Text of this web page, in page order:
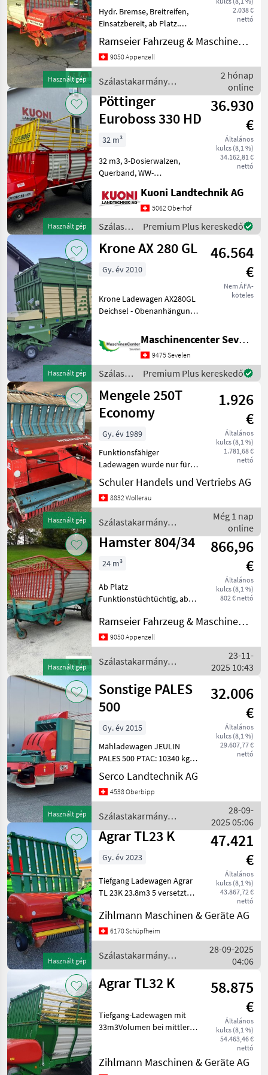
Használt gép
2.038 €
nettó
Hydr. Bremse, Breitreifen,
Einsatzbereit, ab Platz.
Weitere Occasionen auf
Anfrage. Szálastakarmány
betakarítók Rendfelszedő
Ramseier Fahrzeug & Maschinen AG
9050 Appenzell
Szálastakarmány
betakarítók / Pöttinger
2 hónap
online
Használt gép
Pöttinger
Euroboss 330 HD
36.930
€
Általános
kulcs (8,1 %)
34.162,81 €
nettó
32 m³
32 m3, 3-Dosierwalzen,
Querband, WW-
Förderschwinge, Hydr.
Knickdeichsel, Prallblech
mit Rolle, Hydr. 1-Leiter
Bremse, Breite Achse, Bereif
Kuoni Landtechnik AG
5062 Oberhof
Szálastakarmány
betakarítók
/
Premium Plus kereskedő
Használt gép
Krone AX 280 GL
46.564
€
Nem ÁFA-
köteles
Gy. év 2010
Krone Ladewagen AX280GL
Deichsel - Obenanhängung
Weitwinkelgelenkwelle mit
Nockenschaltkupplung 2
Tasträder - Luftbereift
Easyflow Pickup
Maschinencenter Sevelen AG
9475 Sevelen
Szálastakarmány
betakarítók
/ Krone
Premium Plus kereskedő
Használt gép
Mengele 250T
Economy
1.926
€
Általános
kulcs (8,1 %)
1.781,68 €
nettó
Gy. év 1989
Funktionsfähiger
Ladewagen wurde nur für
Dürrfutter gebraucht,
Seriennummer:223787
Szálastakarmány
pótkocsi
Schuler Handels und Vertriebs AG
8832 Wollerau
Szálastakarmány
betakarítók / Mengele
Még 1 nap
online
Használt gép
Hamster 804/34
866,96
€
Általános
kulcs (8,1 %)
802 € nettó
24 m³
Ab Platz
Funktionstüchtüchtig, ab
auf Anfrage.
Szálastakarmány
betakarítók Rendfelszedő
pótkocsi
Ramseier Fahrzeug & Maschinen AG
9050 Appenzell
Szálastakarmány
betakarítók / Hamster
23-11-
2025 10:43
Használt gép
Sonstige PALES
500
32.006
€
Általános
kulcs (8,1 %)
29.607,77 €
nettó
Gy. év 2015
Mähladewagen JEULIN
PALES 500 PTAC: 10340 kg
Kapazität: 36 m3 Sämtliche
Maschinen sind ab Platz
erhältlich oder können
werden. Vorauszah
Serco Landtechnik AG
4538 Oberbipp
Szálastakarmány
betakarítók / Sonstige
28-09-
2025 05:06
Használt gép
Agrar TL23 K
47.421
€
Általános
kulcs (8,1 %)
43.867,72 €
nettó
Gy. év 2023
Tiefgang Ladewagen Agrar
TL 23K 23.8m3 5 versetzte
Kurvenbahn aus Hardox
Zufuhrlappen am Pickup
Deichselverlängerung für
Doppelräder 7 Messer
Zihlmann Maschinen & Geräte AG
6170 Schüpfheim
Szálastakarmány
betakarítók / Agrar
28-09-2025
04:06
Agrar TL32 K
58.875
€
Általános
kulcs (8,1 %)
54.463,46 €
nettó
Tiefgang-Ladewagen mit
33m3Volumen bei mittlerer
Kurvenbahn aus Hardox
Zihlmann Maschinen & Geräte AG